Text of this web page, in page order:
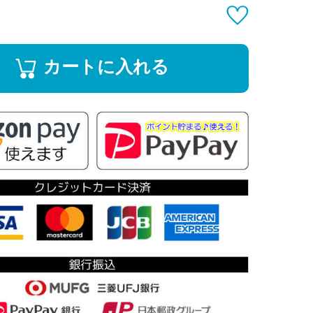
カートに入れる